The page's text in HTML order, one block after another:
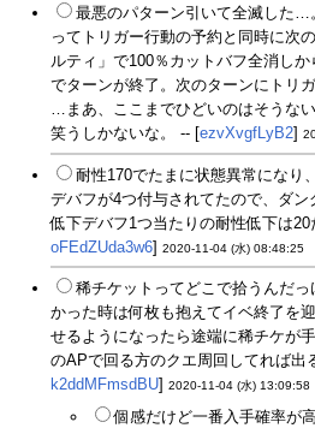
最悪のパターン引いて全滅した…
ってトリガー行動の予約と同時に次
ルティ」で100％カットバフ全消し
でターンが終了。次のターンにトリガ
…まあ、ここまでひどいのはそうな
笑うしかないな。 -- [ezvXvgfLyB2]
耐性170でたまに状態異常になり
デバフが4つ付与されてたので、ダ
低下デバフ1つ当たりの耐性低下は
oFEdZUda3w6] 2020-11-04 (水) 08:48:25
稀チケットってどこで拾うんだ
かった時は何枚も抱えてイベ終了を
せるようになったら途端に稀チケ
のAPで回る方のクエ周回してれば
k2ddMFmsdBU] 2020-11-04 (水) 13:09:58
個感だけど一番入手確率が